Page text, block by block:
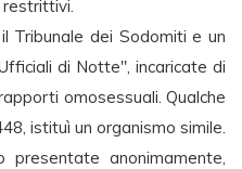
Tribunale dei Sodomiti e un
di Notte", incaricate di
omosessuali. Qualche
istituì un organismo simile.
presentate anonimamente,